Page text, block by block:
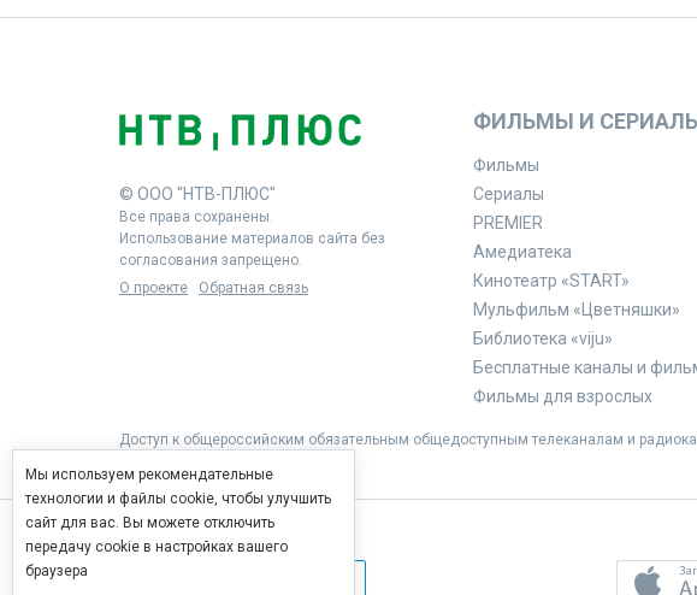
© ООО "НТВ-ПЛЮС"
Все права сохранены.
Использование материалов сайта без
согласования запрещено.
О проекте
Обратная связь
ФИЛЬМЫ И
Фильмы
Сериалы
PREMIER
Амедиатека
Кинотеатр «START»
Мульфильм «Цветняшки»
Библиотека «viju»
Бесплатные каналы и
Фильмы для взрослых
Доступ к общероссийским обязательным общедоступным телеканалам и
Мы используем рекомендательные
технологии и файлы cookie, чтобы улучшить
сайт для вас. Вы можете отключить
передачу cookie в настройках вашего
браузера